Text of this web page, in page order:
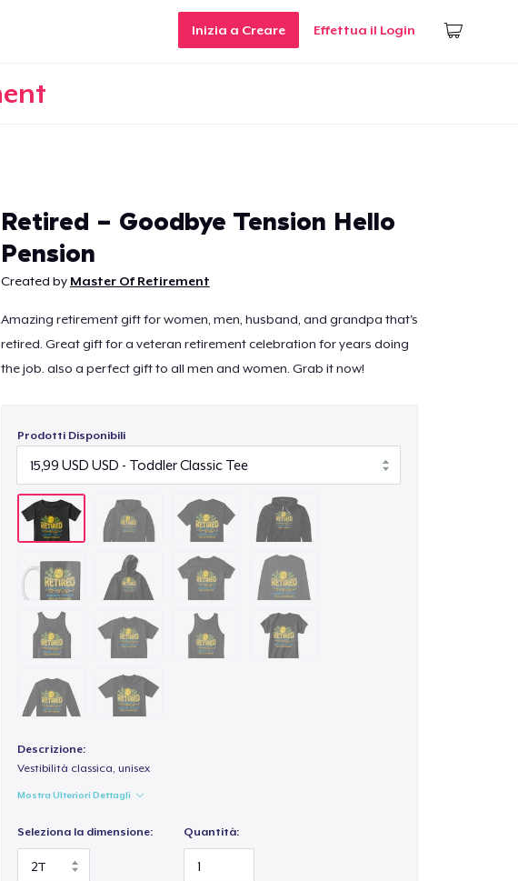
Inizia a Creare Effettua il Login
Retired - Goodbye Tension Hello
Pension
Created by Master Of Retirement
Amazing retirement gift for women, men, husband, and grandpa that's
retired. Great gift for a veteran retirement celebration for years doing
the job. also a perfect gift to all men and women. Grab it now!
Prodotti Disponibili
Descrizione:
Vestibilità classica, unisex
Mostra Ulteriori Dettagli
Seleziona la dimensione: Quantità: